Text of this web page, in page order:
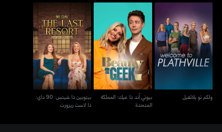
ولكم تو بلاثفيل
ولكم تو بلاثفيل
بيوتي أند ذا غيك: المملكة
المتحدة
بيوتي أند ذا غيك: المملكة
المتحدة
بيتويين ذا شيتس: 90 داي:
ذا لاست ريزورت
بيتويين ذا شيتس: 90 داي:
ذا لاست ريزورت